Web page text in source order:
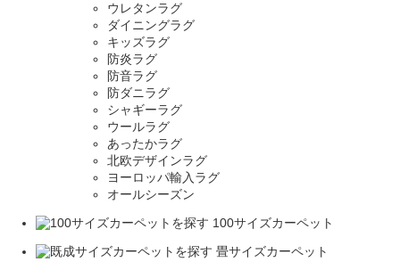
ウレタンラグ
ダイニングラグ
キッズラグ
防炎ラグ
防音ラグ
防ダニラグ
シャギーラグ
ウールラグ
あったかラグ
北欧デザインラグ
ヨーロッパ輸入ラグ
オールシーズン
100サイズカーペット
畳サイズカーペット